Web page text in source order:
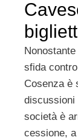
sfida
Cosenza è
discussioni
società è
cessione,